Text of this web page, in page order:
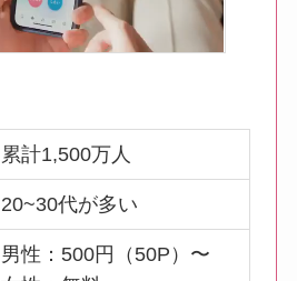
累計1,500万人
20~30代が多い
男性：500円（50P）〜